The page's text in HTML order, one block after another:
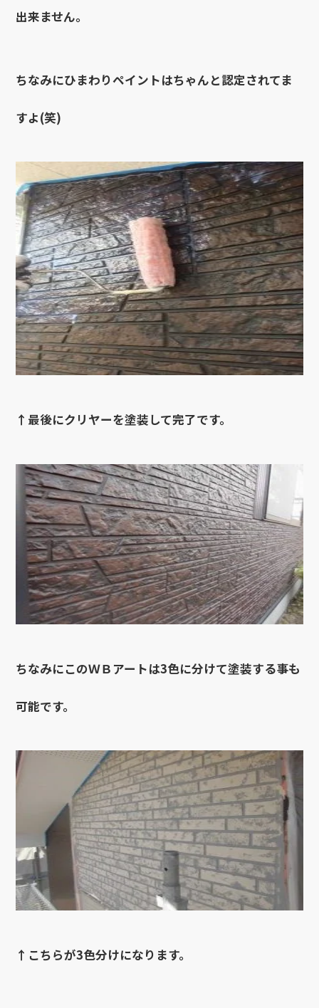
出来ません。
ちなみにひまわりペイントはちゃんと認定されてま
すよ(笑)
↑最後にクリヤーを塗装して完了です。
ちなみにこのＷＢアートは3色に分けて塗装する事も
可能です。
↑こちらが3色分けになります。